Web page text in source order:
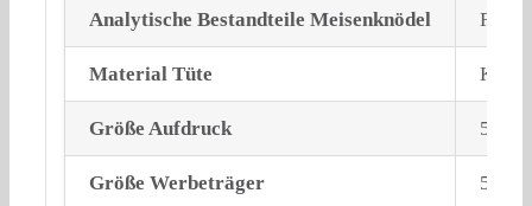
Analytische Bestandteile Meisenknödel Fett
Material Tüte
Größe Aufdruck 55 +
Größe Werbeträger